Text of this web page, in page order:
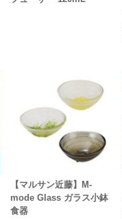
【マルサン近藤】M-
mode Glass ガラス小鉢
食器